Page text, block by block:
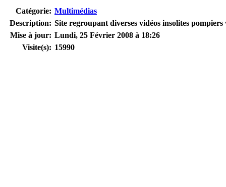
Catégorie: Multimédias
Description: Site regroupant diverses vidéos insolites
Mise à jour: Lundi, 25 Février 2008 à 18:26
Visite(s): 15990